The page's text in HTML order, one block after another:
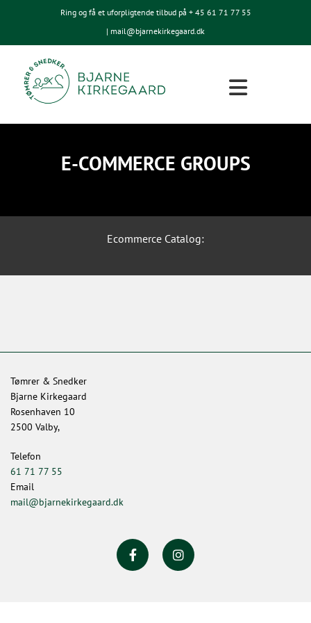
Ring og få et uforpligtende tilbud på + 45 61 71 77 55
| mail@bjarnekirkegaard.dk
E-COMMERCE GROUPS
Ecommerce Catalog:
Tømrer & Snedker
Bjarne Kirkegaard
Rosenhaven 10
2500 Valby,
Telefon
61 71 77 55
Email
mail@bjarnekirkegaard.dk